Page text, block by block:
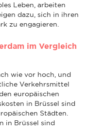
Leben, arbeiten
dazu, sich in ihren
zu engagieren.
im Vergleich
wie vor hoch, und
Verkehrsmittel
europäischen
in Brüssel sind
Städten.
in Brüssel sind